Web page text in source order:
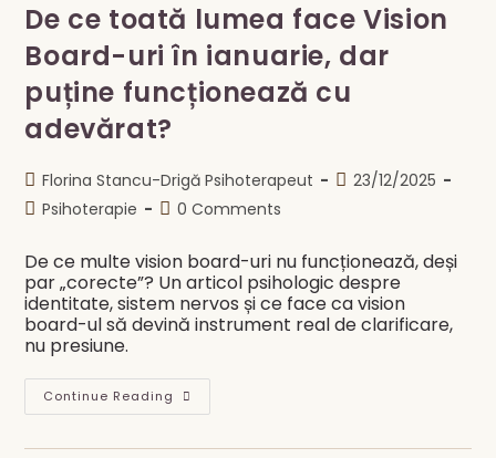
Din
Perspectivă
Psihoterapeutică
De ce toată lumea face Vision
Board-uri în ianuarie, dar
puține funcționează cu
adevărat?
Post
author:
Florina Stancu-Drigă Psihoterapeut
Post23/12/2025
PostPsihoterapie
Post0 Comments
De ce multe vision board-uri nu funcționează, deși
par „corecte”? Un articol psihologic despre
identitate, sistem nervos și ce face ca vision
board-ul să devină instrument real de clarificare,
nu presiune.
Continue Reading De
Ce
Lumea